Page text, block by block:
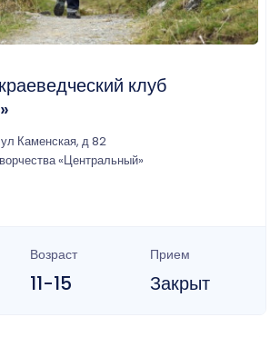
клуб
Каменская, д 82
«Центральный»
Возраст
11-15
Прием
Закрыт